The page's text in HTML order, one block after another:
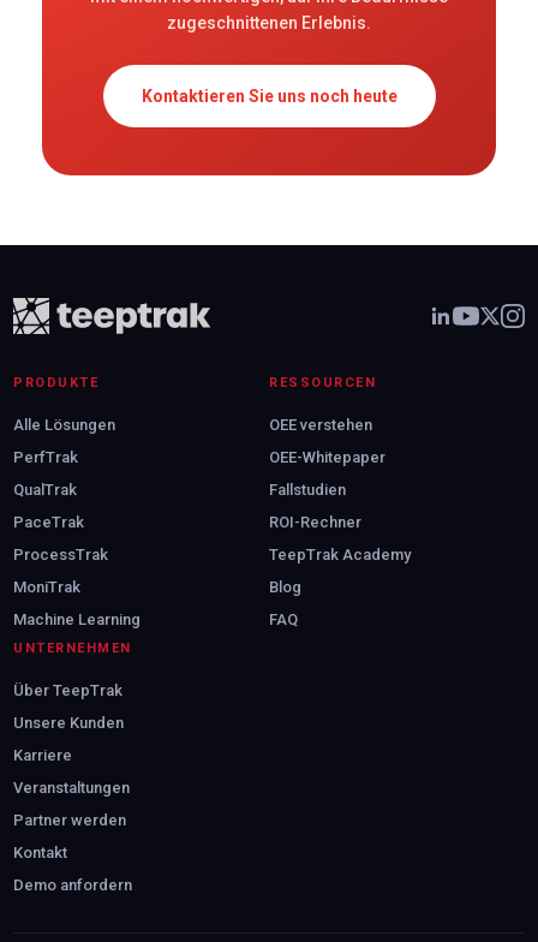
zugeschnittenen Erlebnis.
Kontaktieren Sie uns noch heute
PRODUKTE
Alle Lösungen
PerfTrak
QualTrak
PaceTrak
ProcessTrak
MoniTrak
Machine Learning
RESSOURCEN
OEE verstehen
OEE-Whitepaper
Fallstudien
ROI-Rechner
TeepTrak Academy
Blog
FAQ
UNTERNEHMEN
Über TeepTrak
Unsere Kunden
Karriere
Veranstaltungen
Partner werden
Kontakt
Demo anfordern